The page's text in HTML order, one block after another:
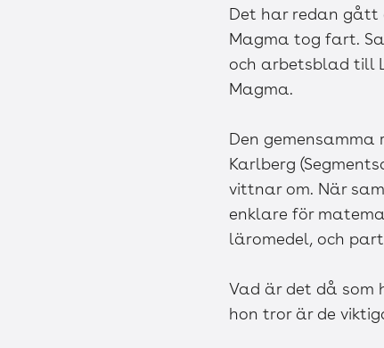
Det har redan gått
Magma tog fart.
och arbetsblad till
Magma.
Den
Karlberg
vittnar om. När
enklare för
läromedel, och
Vad är det då
hon tror är de